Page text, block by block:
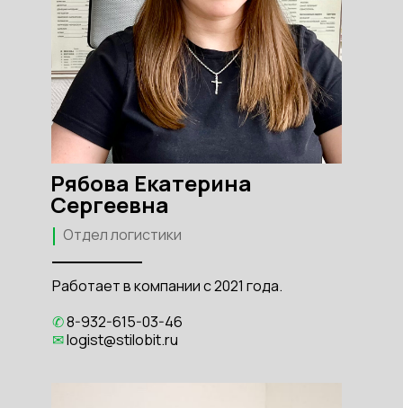
Работает в компании с 2021 года.
✆8-932-615-03-46
✉logist@stilobit.ru
Отдел логистики
Рябова Екатерина
Сергеевна